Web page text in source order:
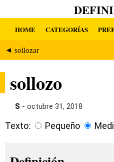
HOME CATEGORÍAS
◄ sollozar
sollozo
S - octubre 31, 2018
Texto: Pequeño